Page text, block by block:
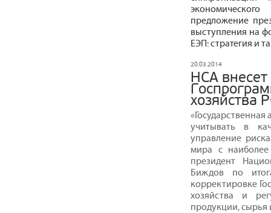
предложение
выступления на
ЕЭП: стратегия и
20.03.2014
НСА
хозяйства
учитывать в
управление
мира с наиболее
президент
Биждов по
корректировке
хозяйства и
продукции, сырья